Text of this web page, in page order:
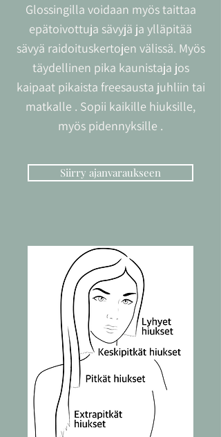
Glossingilla voidaan myös taittaa
epätoivottuja sävyjä ja ylläpitää
sävyä raidoituskertojen välissä. Myös
täydellinen pika kaunistaja jos
kaipaat pikaista freesausta juhliin tai
matkalle . Sopii kaikille hiuksille,
myös pidennyksille .
Siirry ajanvaraukseen